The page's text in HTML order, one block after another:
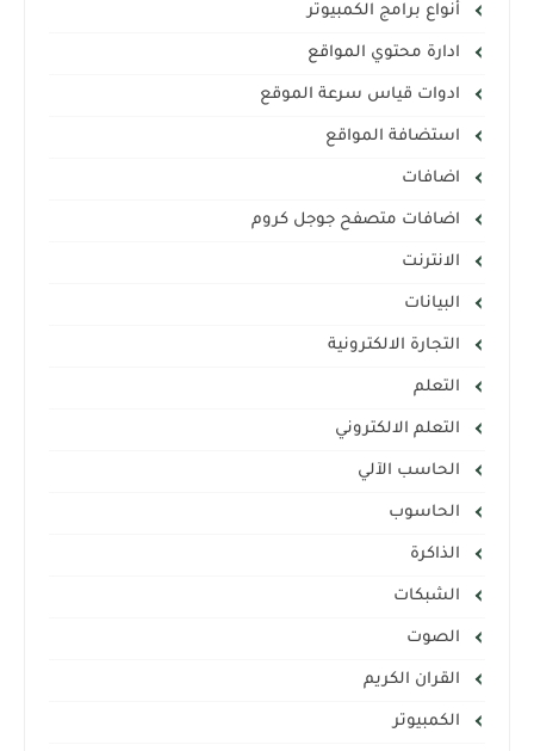
أنواع برامج الكمبيوتر
ادارة محتوي المواقع
ادوات قياس سرعة الموقع
استضافة المواقع
اضافات
اضافات متصفح جوجل كروم
الانترنت
البيانات
التجارة الالكترونية
التعلم
التعلم الالكتروني
الحاسب الآلي
الحاسوب
الذاكرة
الشبكات
الصوت
القران الكريم
الكمبيوتر